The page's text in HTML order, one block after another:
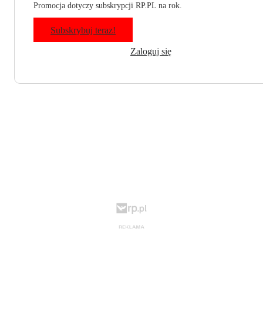
Promocja dotyczy subskrypcji RP.PL na rok.
Subskrybuj teraz!
Zaloguj się